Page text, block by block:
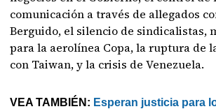
comunicación a través de allegados
Berguido, el silencio de sindicalistas,
para la aerolínea Copa, la ruptura de
con Taiwan, y la crisis de Venezuela.
VEA TAMBIÉN: Esperan justicia para